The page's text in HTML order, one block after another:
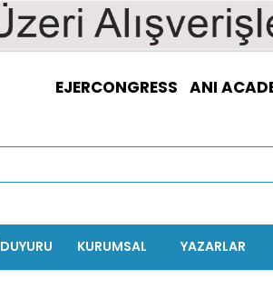
EJERCONGRESS ANI
YAZARLAR
KURUMSAL